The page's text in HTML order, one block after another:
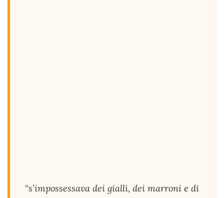
“s’impossessava dei gialli, dei marroni e di